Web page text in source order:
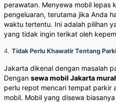
perawatan. Menyewa mobil lepas
pengeluaran, terutama jika Anda
waktu tertentu. Ini adalah pilihan
yang tidak ingin terikat oleh
4. Tidak Perlu Khawatir Tentang
Jakarta dikenal dengan masalah
Dengan sewa mobil Jakarta
perlu repot mencari tempat parkir
mobil. Mobil yang disewa